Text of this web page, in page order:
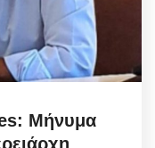
Μήνυμα